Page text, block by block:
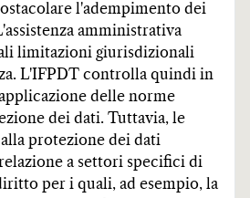
l'adempimento dei
amministrativa
limitazioni giurisdizionali
L'IFPDT controlla quindi in
delle norme
dei dati. Tuttavia, le
protezione dei dati
a settori specifici di
per i quali, ad esempio, la